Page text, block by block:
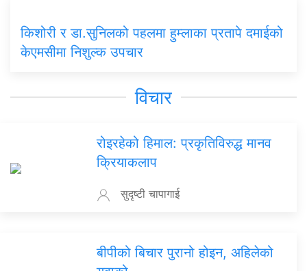
किशोरी र डा.सुनिलको पहलमा हुम्लाका प्रतापे दमाईको
केएमसीमा निशुल्क उपचार
विचार
रोइरहेको हिमाल: प्रकृतिविरुद्ध मानव
क्रियाकलाप
सुदृष्टी चापागाई
बीपीको बिचार पुरानो होइन, अहिलेको